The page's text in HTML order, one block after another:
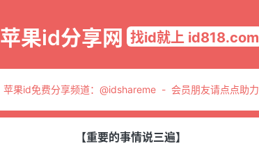
苹果id分享网 找id就上 id818.com
苹果id免费分享频道： @idshareme- 会员朋友请点点助力
【重要的事情说三遍】